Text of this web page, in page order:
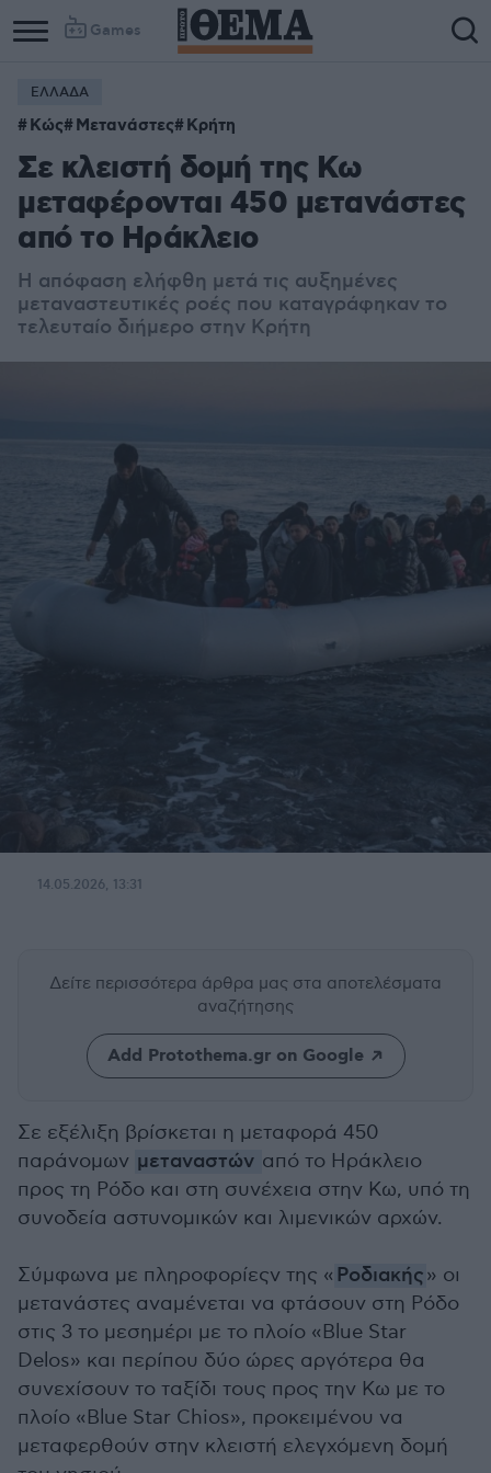
Games
ΕΛΛΑΔΑ
Κώς Μετανάστες Κρήτη
Σε κλειστή δομή της Κω
μεταφέρονται 450 μετανάστες
από το Ηράκλειο
Η απόφαση ελήφθη μετά τις αυξημένες
μεταναστευτικές ροές που καταγράφηκαν το
τελευταίο διήμερο στην Κρήτη
14.05.2026, 13:31
Δείτε περισσότερα άρθρα μας στα αποτελέσματα
αναζήτησης
Add Protothema.gr on Google
Σε εξέλιξη βρίσκεται η μεταφορά 450
παράνομων μεταναστών από το Ηράκλειο
προς τη Ρόδο και στη συνέχεια στην Κω, υπό τη
συνοδεία αστυνομικών και λιμενικών αρχών.
Σύμφωνα με πληροφορίεςν της « Ροδιακής» οι
μετανάστες αναμένεται να φτάσουν στη Ρόδο
στις 3 το μεσημέρι με το πλοίο «Blue Star
Delos» και περίπου δύο ώρες αργότερα θα
συνεχίσουν το ταξίδι τους προς την Κω με το
πλοίο «Blue Star Chios», προκειμένου να
μεταφερθούν στην κλειστή ελεγχόμενη δομή